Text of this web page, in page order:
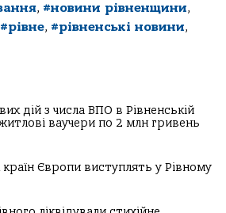
, #новини рівненщини,
#рівне, #рівненські новини,
дій з числа ВПО в Рівненській
ваучери по 2 млн гривень
Європи виступлять у Рівному